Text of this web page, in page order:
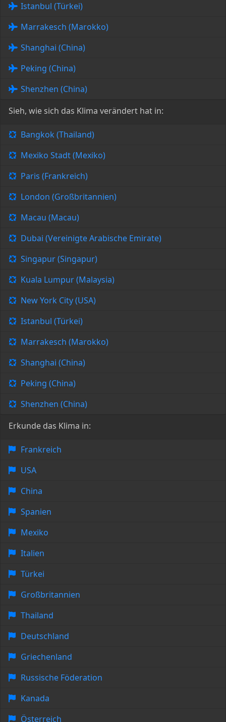
Istanbul (Türkei)
Marrakesch (Marokko)
Shanghai (China)
Peking (China)
Shenzhen (China)
Sieh, wie sich das Klima verändert hat in:
Bangkok (Thailand)
Mexiko Stadt (Mexiko)
Paris (Frankreich)
London (Großbritannien)
Macau (Macau)
Dubai (Vereinigte Arabische Emirate)
Singapur (Singapur)
Kuala Lumpur (Malaysia)
New York City (USA)
Istanbul (Türkei)
Marrakesch (Marokko)
Shanghai (China)
Peking (China)
Shenzhen (China)
Erkunde das Klima in:
Frankreich
USA
China
Spanien
Mexiko
Italien
Türkei
Großbritannien
Thailand
Deutschland
Griechenland
Russische Föderation
Kanada
Österreich